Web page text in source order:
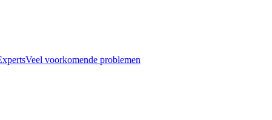
Veel voorkomende problemen